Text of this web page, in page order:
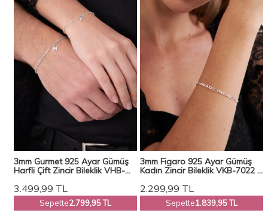
3mm Gurmet 925 Ayar Gümüş
Harfli Çift Zincir Bileklik VHB-
3.499,99 TL
Sepette2.799,95 TL
3mm Figaro 925 Ayar Gümüş
Kadın Zincir Bileklik VKB-7022 -
2.299,99 TL
Sepette1.839,95 TL